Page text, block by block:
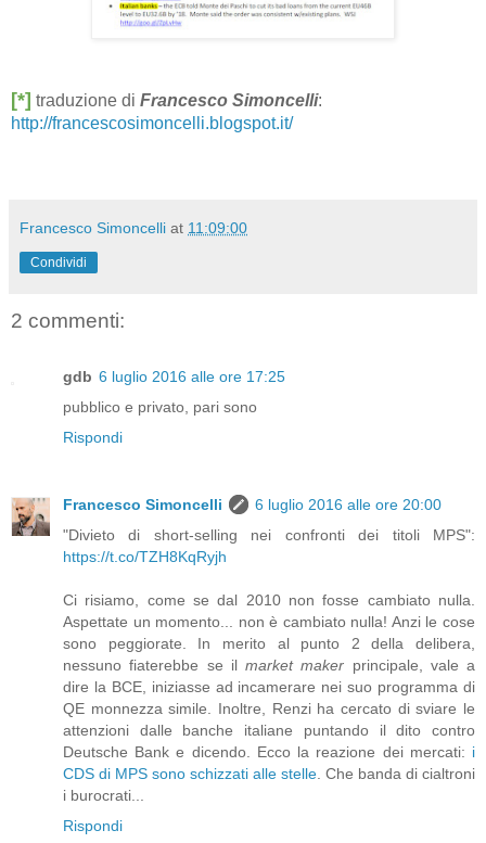
[*] traduzione di Francesco Simoncelli:
http://francescosimoncelli.blogspot.it/
Francesco Simoncelli at 11:09:00
Condividi
2 commenti:
gdb 6 luglio 2016 alle ore 17:25
pubblico e privato, pari sono
Rispondi
Francesco Simoncelli
6 luglio 2016 alle ore 20:00
"Divieto di short-selling nei confronti dei titoli MPS":
https://t.co/TZH8KqRyjh
Ci risiamo, come se dal 2010 non fosse cambiato nulla.
Aspettate un momento... non è cambiato nulla! Anzi le cose
sono peggiorate. In merito al punto 2 della delibera,
nessuno fiaterebbe se il market maker principale, vale a
dire la BCE, iniziasse ad incamerare nei suo programma di
QE monnezza simile. Inoltre, Renzi ha cercato di sviare le
attenzioni dalle banche italiane puntando il dito contro
Deutsche Bank e dicendo. Ecco la reazione dei mercati: i
CDS di MPS sono schizzati alle stelle. Che banda di cialtroni
i burocrati...
Rispondi